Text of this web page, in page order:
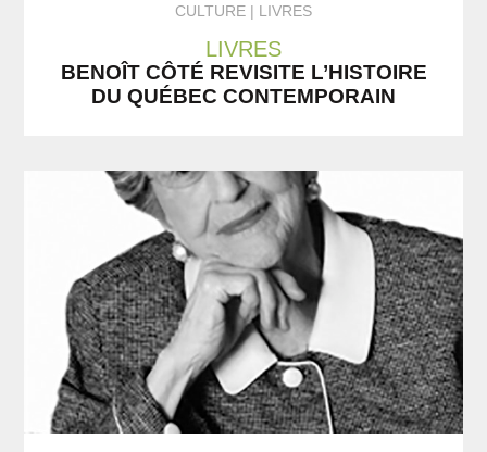
CULTURE LIVRES
LIVRES
BENOÎT CÔTÉ REVISITE L’HISTOIRE
DU QUÉBEC CONTEMPORAIN